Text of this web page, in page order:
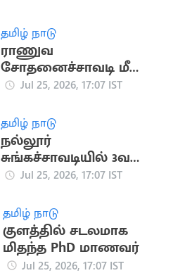
தமிழ் நாடு
ராணுவ
சோதனைச்சாவடி மீது
பயங்கரவாத
பலி
Jul 25, 2026, 17:07 IST
தமிழ் நாடு
நல்லூர்
சுங்கச்சாவடியில் 3வது
முறையாக கட்டணம்
Jul 25, 2026, 17:07 IST
தமிழ் நாடு
குளத்தில் சடலமாக
மிதந்த PhD மாணவர்
Jul 25, 2026, 17:07 IST